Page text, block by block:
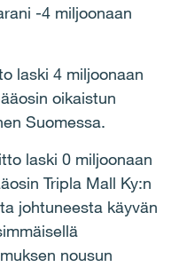
-4 miljoonaan
laski 4 miljoonaan
oikaistun
Suomessa.
laski 0 miljoonaan
Tripla Mall Ky:n
johtuneesta käyvän
nousun